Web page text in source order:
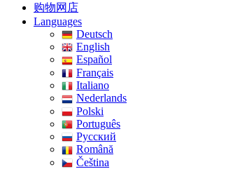
购物网店
Languages
Deutsch
English
Español
Français
Italiano
Nederlands
Polski
Português
Pусский
Română
Čeština